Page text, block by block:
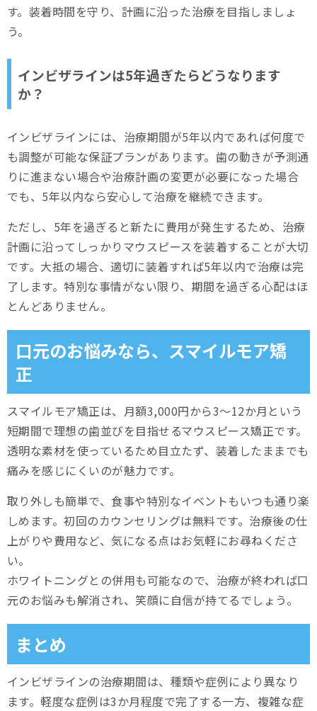
す。装着時間を守り、計画に沿った治療を目指しましょ
う。
インビザラインは5年過ぎたらどうなります
か？
インビザラインには、治療期間が5年以内であれば何度で
も調整が可能な保証プランがあります。歯の動きが予測通
りに進まない場合や治療計画の変更が必要になった場合
でも、5年以内なら安心して治療を継続できます。
ただし、5年を過ぎると新たに費用が発生するため、治療
計画に沿ってしっかりマウスピースを装着することが大切
です。大抵の場合、適切に装着すれば5年以内で治療は完
了します。特別な事情がない限り、期間を過ぎる心配はほ
とんどありません。
口元のお悩みなら、スマイルモア矯
正
スマイルモア矯正は、月額3,000円から3〜12か月という
短期間で理想の歯並びを目指せるマウスピース矯正です。
透明な素材を使っているため目立たず、装着したままでも
痛みを感じにくいのが魅力です。
取り外しも簡単で、食事や特別なイベントもいつも通り楽
しめます。初回のカウンセリングは無料です。治療後の仕
上がりや費用など、気になる点はお気軽にお尋ねくださ
い。
ホワイトニングとの併用も可能なので、治療が終われば口
元のお悩みも解消され、笑顔に自信が持てるでしょう。
まとめ
インビザラインの治療期間は、種類や症例により異なり
ます。軽度な症例は3か月程度で完了する一方、複雑な症